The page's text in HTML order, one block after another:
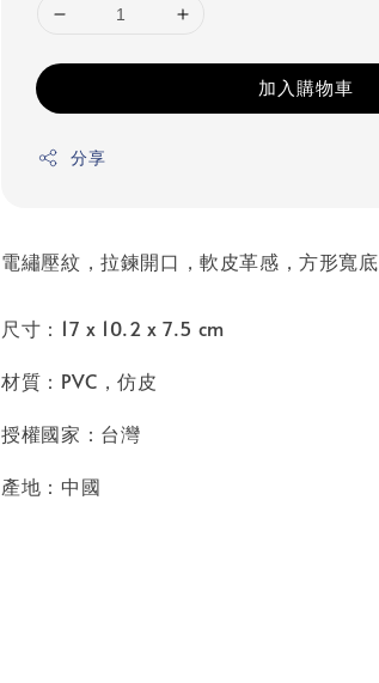
加入購物車
分享
電繡壓紋，拉鍊開口，軟皮革感，方形寬底
尺寸：17 x 10.2 x 7.5 cm
材質：PVC，仿皮
授權國家：台灣
產地：中國